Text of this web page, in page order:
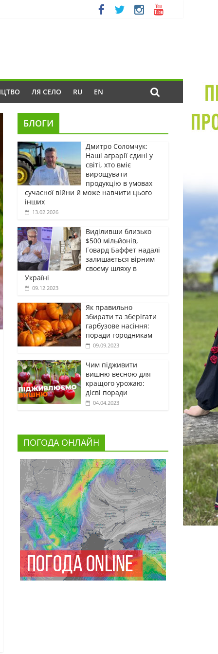
ЛЯ СЕЛО RU EN
БЛОГИ
Дмитро Соломчук:
Наші аграрії єдині у
світі, хто вміє
вирощувати
продукцію в умовах
сучасної війни й може навчити цього
інших
13.02.2026
Виділивши близько
$500 мільйонів,
Говард Баффет надалі
залишається вірним
своєму шляху в
Україні
09.12.2023
Як правильно
збирати та зберігати
гарбузове насіння:
поради городникам
09.09.2023
Чим підживити
вишню весною для
кращого урожаю:
дієві поради
04.04.2023
ПОГОДА ОНЛАЙН